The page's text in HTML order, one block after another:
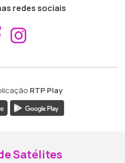
redes sociais
Aceder ao
RTP Play
Satélites